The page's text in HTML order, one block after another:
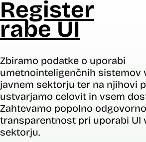
Register
rabe UI
Zbiramo podatke o uporabi
umetnointeligenčnih sistemov
javnem sektorju ter na njihovi
ustvarjamo celovit in vsem
Zahtevamo popolno
transparentnost pri uporabi UI
sektorju.